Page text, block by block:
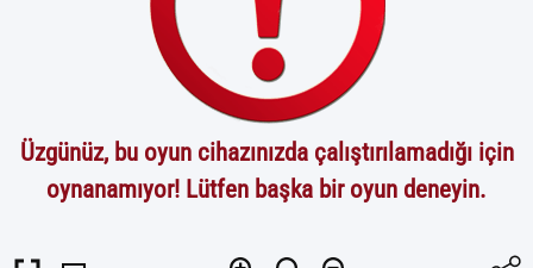
Üzgünüz, bu oyun cihazınızda çalıştırılamadığı için
oynanamıyor! Lütfen başka bir oyun deneyin.